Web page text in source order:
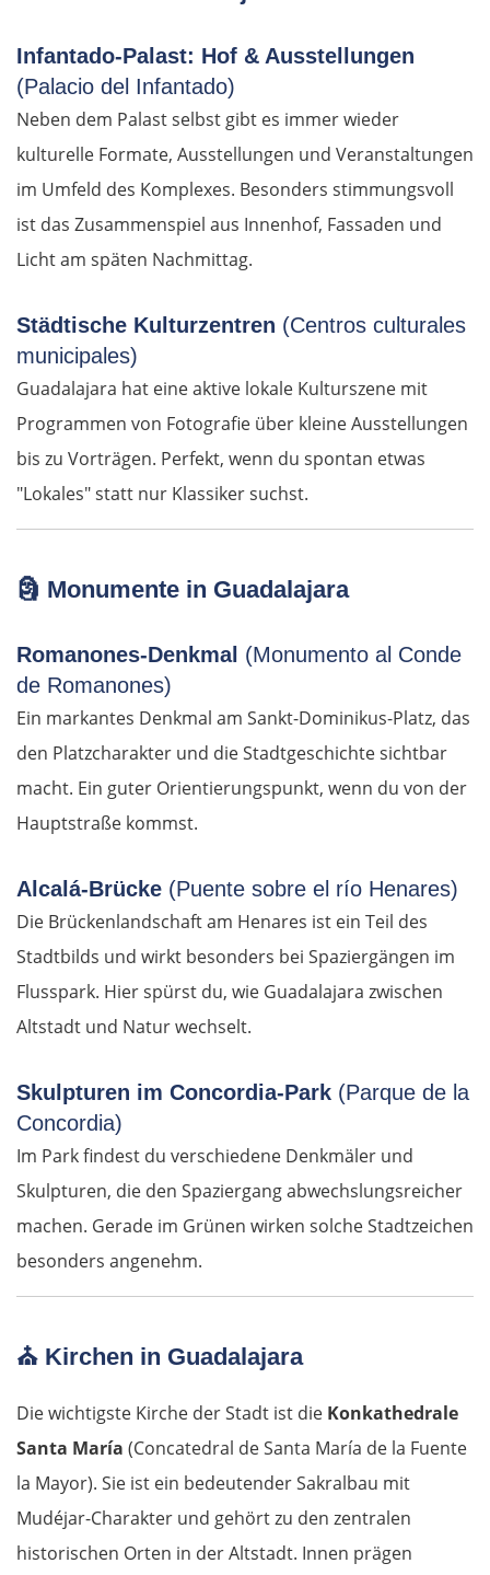
Infantado-Palast: Hof & Ausstellungen
(Palacio del Infantado)
Neben dem Palast selbst gibt es immer wieder
kulturelle Formate, Ausstellungen und Veranstaltungen
im Umfeld des Komplexes. Besonders stimmungsvoll
ist das Zusammenspiel aus Innenhof, Fassaden und
Licht am späten Nachmittag.
Städtische Kulturzentren (Centros culturales
municipales)
Guadalajara hat eine aktive lokale Kulturszene mit
Programmen von Fotografie über kleine Ausstellungen
bis zu Vorträgen. Perfekt, wenn du spontan etwas
"Lokales" statt nur Klassiker suchst.
🗿 Monumente in Guadalajara
Romanones-Denkmal (Monumento al Conde
de Romanones)
Ein markantes Denkmal am Sankt-Dominikus-Platz, das
den Platzcharakter und die Stadtgeschichte sichtbar
macht. Ein guter Orientierungspunkt, wenn du von der
Hauptstraße kommst.
Alcalá-Brücke (Puente sobre el río Henares)
Die Brückenlandschaft am Henares ist ein Teil des
Stadtbilds und wirkt besonders bei Spaziergängen im
Flusspark. Hier spürst du, wie Guadalajara zwischen
Altstadt und Natur wechselt.
Skulpturen im Concordia-Park (Parque de la
Concordia)
Im Park findest du verschiedene Denkmäler und
Skulpturen, die den Spaziergang abwechslungsreicher
machen. Gerade im Grünen wirken solche Stadtzeichen
besonders angenehm.
⛪ Kirchen in Guadalajara
Die wichtigste Kirche der Stadt ist die Konkathedrale
Santa María (Concatedral de Santa María de la Fuente
la Mayor). Sie ist ein bedeutender Sakralbau mit
Mudéjar-Charakter und gehört zu den zentralen
historischen Orten in der Altstadt. Innen prägen
Deutschland Süd
Cham
Ingolstadt
Pfaffenhofen an der Ilm
München
Österreich
Linz
St. Pölten
Slowakei
Bratislava
Trnava
Nitra
Nové Zámky
Ungarn Nord
Esztergom
Tiszafüred
Debrecen
Rumänien Ost